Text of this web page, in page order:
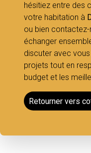
hésitiez entre des
votre habitation à
ou bien
échanger
discuter avec
projets tout en
budget et les
Retourner vers